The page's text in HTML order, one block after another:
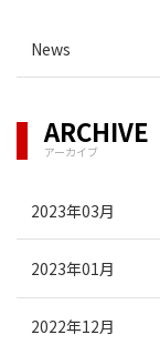
News
ARCHIVE
アーカイブ
2023年03月
2023年01月
2022年12月